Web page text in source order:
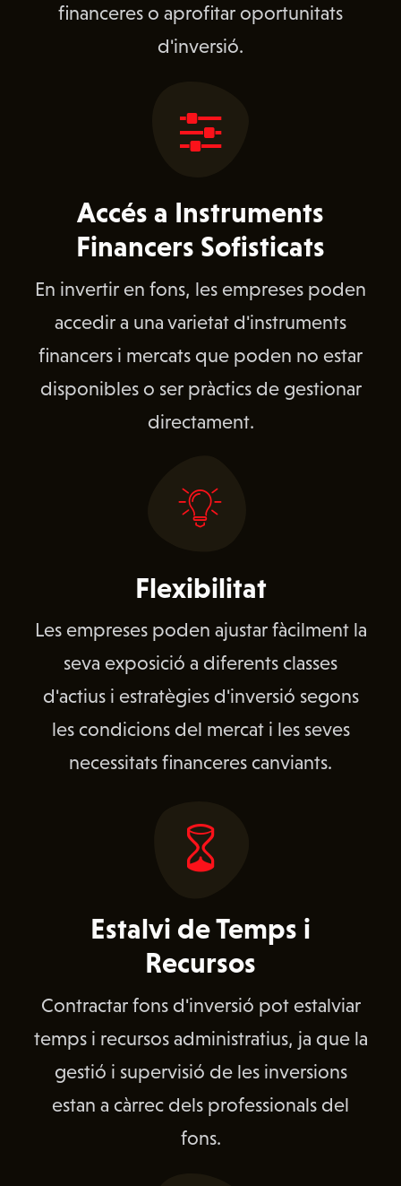
financeres o aprofitar oportunitats
d'inversió.
Accés a Instruments
Financers Sofisticats
En invertir en fons, les empreses poden
accedir a una varietat d'instruments
financers i mercats que poden no estar
disponibles o ser pràctics de gestionar
directament.
Flexibilitat
Les empreses poden ajustar fàcilment la
seva exposició a diferents classes
d'actius i estratègies d'inversió segons
les condicions del mercat i les seves
necessitats financeres canviants.
Estalvi de Temps i
Recursos
Contractar fons d'inversió pot estalviar
temps i recursos administratius, ja que la
gestió i supervisió de les inversions
estan a càrrec dels professionals del
fons.